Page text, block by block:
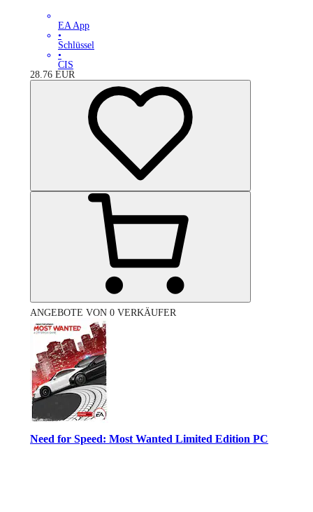
EA App
•
Schlüssel
•
CIS
28.76 EUR
ANGEBOTE VON 0 VERKÄUFER
Need for Speed: Most Wanted Limited Edition PC